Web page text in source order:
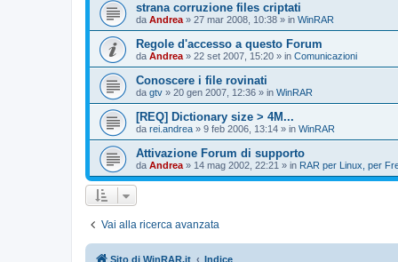
strana corruzione files criptati
da Andrea » 27 mar 2008, 10:38 » in WinRAR
Regole d'accesso a questo Forum
da Andrea » 22 set 2007, 15:20 » in Comunicazioni
Conoscere i file rovinati
da gtv » 20 gen 2007, 12:36 » in WinRAR
[REQ] Dictionary size > 4M...
da rei.andrea » 9 feb 2006, 13:14 » in WinRAR
Attivazione Forum di supporto
da Andrea » 14 mag 2002, 22:21 » in RAR per Linux, per
Vai alla ricerca avanzata
Sito di WinRAR.it Indice